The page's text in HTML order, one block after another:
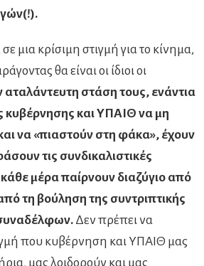
μια κρίσιμη στιγμή για το κίνημα,
θα είναι οι ίδιοι οι
αταλάντευτη στάση τους, ενάντια
κυβέρνησης και ΥΠΑΙΘ να μη
να «πιαστούν στη φάκα», έχουν
τις συνδικαλιστικές
κάθε μέρα παίρνουν διαζύγιο από
τη βούληση της συντριπτικής
Δεν πρέπει να
που κυβέρνηση και ΥΠΑΙΘ μας
μας λοιδορούν και μας